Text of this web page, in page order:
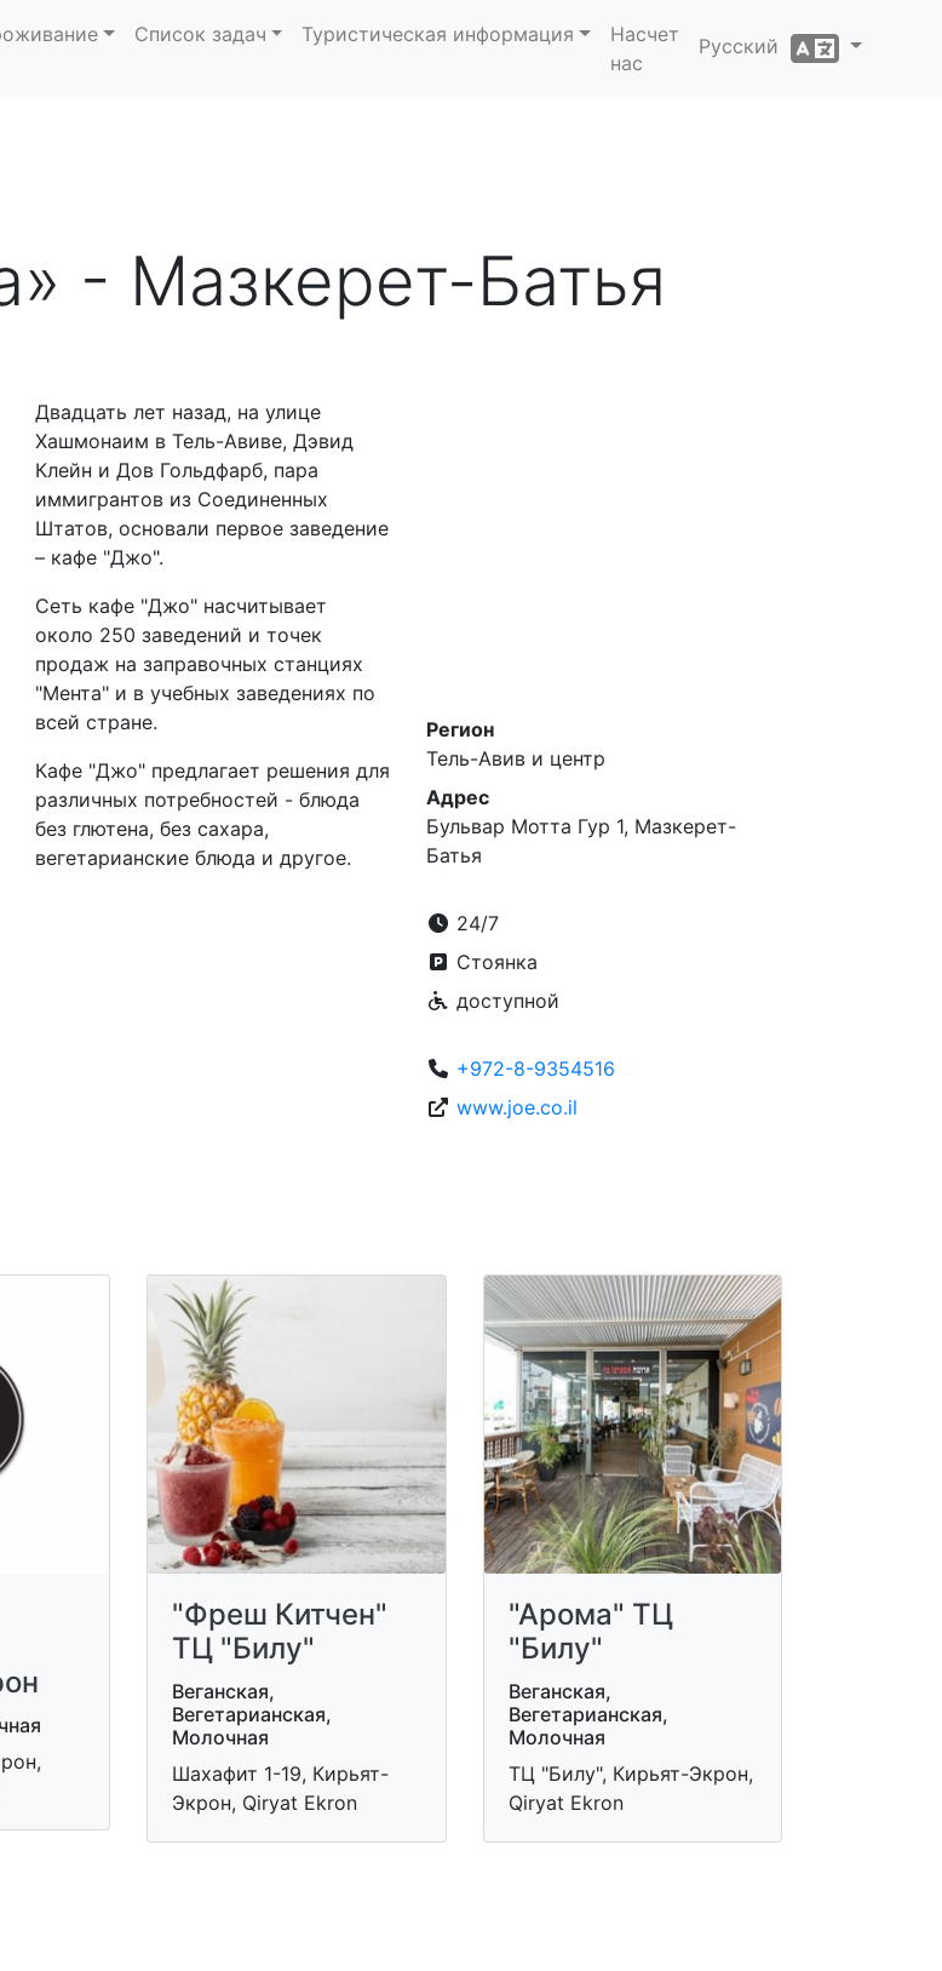
Список задач Туристическая информация
Насчет
нас
Русский
- Мазкерет-Батья
Двадцать лет назад, на улице
Хашмонаим в Тель-Авиве, Дэвид
Клейн и Дов Гольдфарб, пара
иммигрантов из Соединенных
Штатов, основали первое заведение
– кафе "Джо".
Сеть кафе "Джо" насчитывает
около 250 заведений и точек
продаж на заправочных станциях
"Мента" и в учебных заведениях по
всей стране.
Кафе "Джо" предлагает решения для
различных потребностей - блюда
без глютена, без сахара,
вегетарианские блюда и другое.
Регион
Тель-Авив и центр
Адрес
Бульвар Мотта Гур 1, Мазкерет-
Батья
24/7
Стоянка
доступной
+972-8-9354516
www.joe.co.il
"Фреш Китчен"
ТЦ "Билу"
Веганская,
Вегетарианская,
Молочная
Шахафит 1-19, Кирьят-
Экрон, Qiryat Ekron
"Арома" ТЦ
"Билу"
Веганская,
Вегетарианская,
Молочная
ТЦ "Билу", Кирьят-Экрон,
Qiryat Ekron